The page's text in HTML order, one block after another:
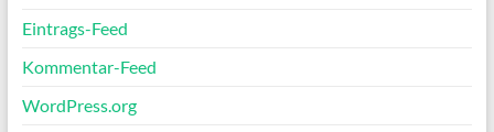
Eintrags-Feed
Kommentar-Feed
WordPress.org